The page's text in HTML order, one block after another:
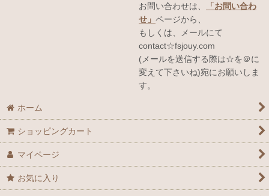
お問い合わせは、
「お問い合わ
せ」 ページから、
もしくは、メールにて
contact☆fsjouy.com
(メールを送信する際は☆を＠に
変えて下さいね)宛にお願いしま
す。
ホーム
ショッピングカート
マイページ
お気に入り